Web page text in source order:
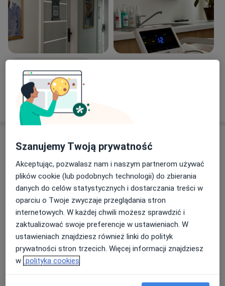
Zobacz galerię (4)
Pokaż więcej
Usługi i ceny
Konsultacja internistyczna
Od 250 zł Szczegóły Umów wizytę
Konsultacja kardiologiczna
Od 220 zł Szczegóły Umów wizytę
Konsultacja kardiologiczna + EKG
400 zł Szczegóły Umów wizytę
Szanujemy Twoją prywatność
Akceptując, pozwalasz nam i naszym partnerom używać
plików cookie (lub podobnych technologii) do zbierania
danych do celów statystycznych i dostarczania treści w
oparciu o Twoje zwyczaje przeglądania stron
internetowych. W każdej chwili możesz sprawdzić i
zaktualizować swoje preferencje w ustawieniach. W
ustawieniach znajdziesz również linki do polityk
prywatności stron trzecich. Więcej informacji znajdziesz
w polityka cookies